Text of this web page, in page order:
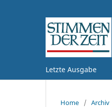
Letzte Ausgabe
Home / Archiv